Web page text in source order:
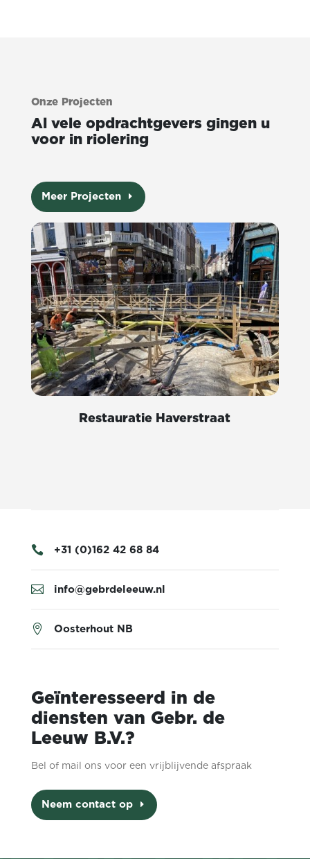
Onze Projecten
Al vele opdrachtgevers gingen u
voor in riolering
Meer Projecten
Restauratie Haverstraat
 +31 (0)162 42 68 84
 info@gebrdeleeuw.nl
 Oosterhout NB
Geïnteresseerd in de
diensten van Gebr. de
Leeuw B.V.?
Bel of mail ons voor een vrijblijvende afspraak
Neem contact op